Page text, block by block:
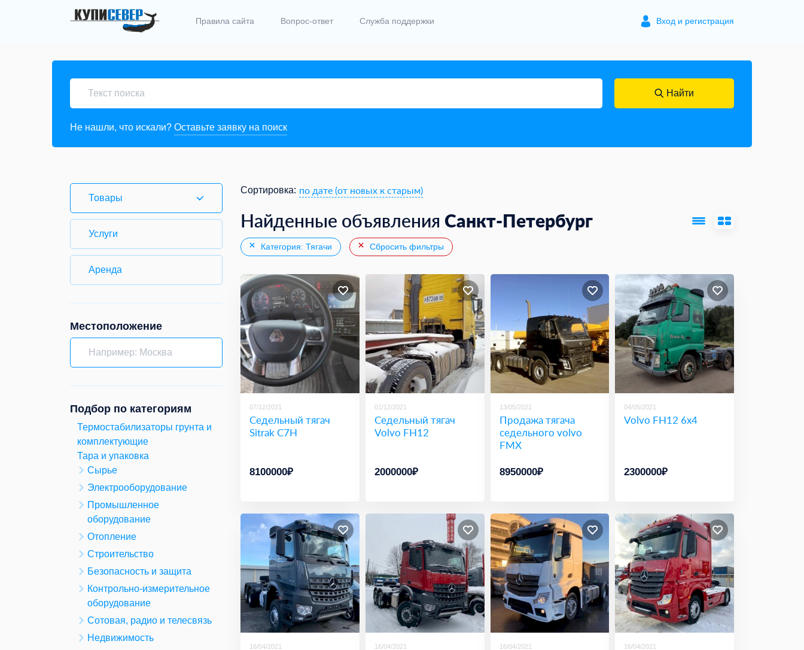
Правила сайта Вопрос-ответ Служба поддержки Вход и регистрация
Найти
Не нашли, что искали? Оставьте заявку на поиск
Товары
Услуги
Аренда
Местоположение
Подбор по категориям
Термостабилизаторы грунта и
комплектующие
Тара и упаковка
Сырье
Электрооборудование
Промышленное
оборудование
Отопление
Строительство
Безопасность и защита
Контрольно-измерительное
оборудование
Сотовая, радио и телесвязь
Недвижимость
Сортировка: по дате (от новых к старым)
Найденные объявления Санкт-Петербург
Категория: Тягачи Сбросить фильтры
07/12/2021
Седельный тягач
Sitrak C7H
8100000₽
01/12/2021
Седельный тягач
Volvo FH12
2000000₽
13/05/2021
Продажа тягача
седельного volvo
FMX
8950000₽
04/05/2021
Volvo FH12 6х4
2300000₽
16/04/2021 16/04/2021 16/04/2021 16/04/2021